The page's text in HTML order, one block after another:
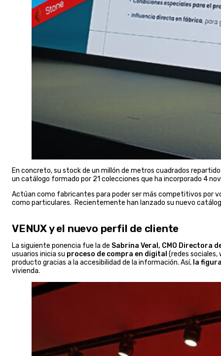
En concreto, su stock de un millón de metros cuadrados
un catálogo formado por 21 colecciones que ha incorporado 4
Actúan como fabricantes para poder ser más competitivos por
como particulares. Recientemente han lanzado su nuevo
VENUX y el nuevo perfil de cliente
La siguiente ponencia fue la de Sabrina Veral, CMO Directora
usuarios inicia su proceso de compra en digital (redes sociales,
producto gracias a la accesibilidad de la información. Así, la
vivienda.